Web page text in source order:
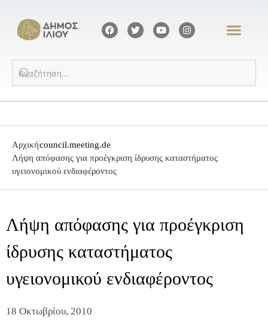
Αρχικήcouncil.meeting.de
Λήψη απόφασης για προέγκριση ίδρυσης καταστήματος
υγειονομικού ενδιαφέροντος
Λήψη απόφασης για προέγκριση
ίδρυσης καταστήματος
υγειονομικού ενδιαφέροντος
18 Οκτωβρίου, 2010